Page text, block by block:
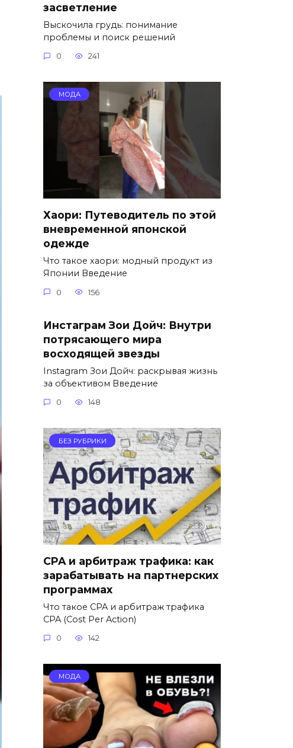
засветление
Выскочила грудь: понимание
проблемы и поиск решений
0 241
МОДА
Хаори: Путеводитель по этой
вневременной японской
одежде
Что такое хаори: модный продукт из
Японии Введение
0 156
Инстаграм Зои Дойч: Внутри
потрясающего мира
восходящей звезды
Instagram Зои Дойч: раскрывая жизнь
за объективом Введение
0 148
БЕЗ РУБРИКИ
CPA и арбитраж трафика: как
зарабатывать на партнерских
программах
Что такое CPA и арбитраж трафика
CPA (Cost Per Action)
0 142
МОДА